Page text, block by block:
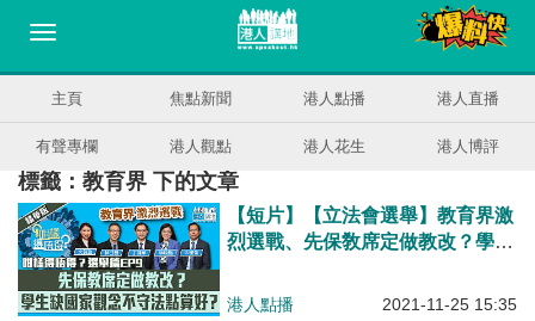
主頁 焦點新聞 港人點播 港人直播
有聲專欄 港人觀點 港人花生 港人博評
標籤：教育界 下的文章
【短片】【立法會選舉】教育界激
烈選戰、先保敎席定做教改？學生
港人點播 2021-11-25 15:35